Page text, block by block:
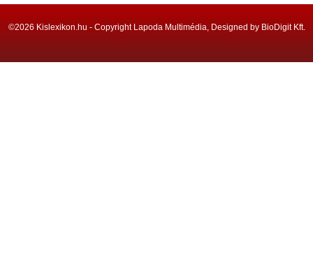
©2026 Kislexikon.hu - Copyright Lapoda Multimédia, Designed by BioDigit Kft.